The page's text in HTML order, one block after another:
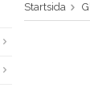
Startsida